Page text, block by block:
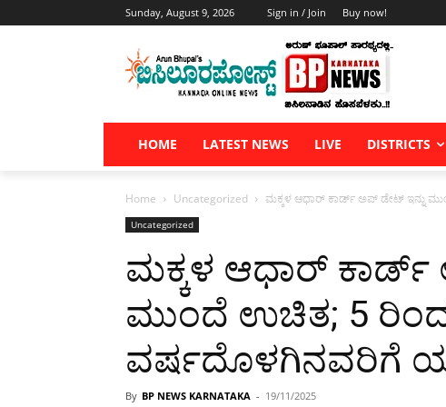
Sunday, August 9, 2026 Sign in / Join Buy now!
HOME LATEST NEWS LIVE DISTRICTS
Home Uncategorized ಮಕ್ಕಳ ಆಧಾರ್ ಕಾರ್ಡ್ ಅಪ್‌ ಡೇಟ್ ಇನ್ನು
Uncategorized
ಮಕ್ಕಳ ಆಧಾರ್ ಕಾರ್ಡ್
ಮುಂದೆ ಉಚಿತ; 5
ವರ್ಷದೊಳಗಿನವರಿಗೆ
By BP NEWS KARNATAKA - 19/11/2025